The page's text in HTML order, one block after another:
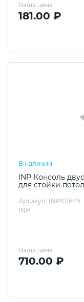
Ваша цена
181.00 ₽
В наличии
INP Консоль
для стойки
Артикул: INP101649
INP
Ваша цена
710.00 ₽